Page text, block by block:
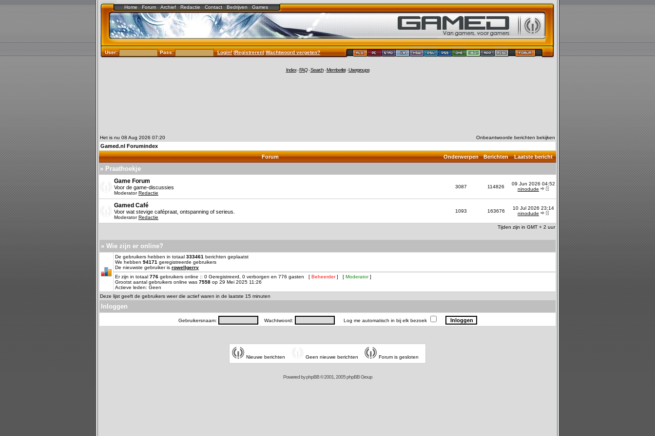
Home Forum Archief Redactie Contact Bedrijven Games
User: Pass: Login!(Registreren)Wachtwoord vergeten?
Index-FAQ-Search-Memberlist-Usergroups
Het is nu 08 Aug 2026 07:20 Onbeantwoorde berichten bekijken
Gamed.nl Forumindex
Forum
Onderwerpen Berichten Laatste bericht
» Praathoekje
Game Forum
Voor de game-discussies
ModeratorRedactie
3087 114826
09 Jun 2026 04:52
ninodude
Gamed Café
Voor wat stevige cafépraat, ontspanning of serieus.
ModeratorRedactie
1093 163676
10 Jul 2026 23:14
ninodude
Tijden zijn in GMT + 2 uur
» Wie zijn er online?
De gebruikers hebben in totaal 333461 berichten geplaatst
We hebben 94171 geregistreerde gebruikers
De nieuwste gebruiker is rowellgerry
Er zijn in totaal 776 gebruikers online :: 0 Geregistreerd, 0 verborgen en 776 gasten [ Beheerder] [ Moderator]
Grootst aantal gebruikers online was 7558 op 29 Mei 2025 11:26
Actieve leden: Geen
Deze lijst geeft de gebruikers weer die actief waren in de laatste 15 minuten
Inloggen
Gebruikersnaam: Wachtwoord: Log me automatisch in bij elk bezoek
Nieuwe berichten Geen nieuwe berichten Forum is gesloten
Powered byphpBB© 2001, 2005 phpBB Group